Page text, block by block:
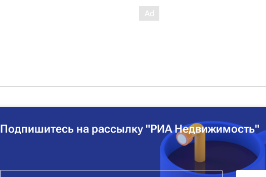
Подпишитесь на рассылку "РИА Недвижимость"